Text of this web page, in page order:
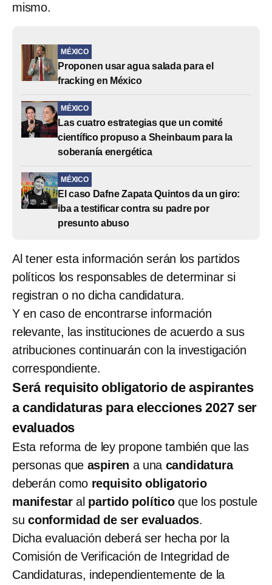
mismo.
MÉXICO
Proponen usar agua salada para el
fracking en México
MÉXICO
Las cuatro estrategias que un comité
científico propuso a Sheinbaum para la
soberanía energética
MÉXICO
El caso Dafne Zapata Quintos da un giro:
iba a testificar contra su padre por
presunto abuso
Al tener esta información serán los partidos
políticos los responsables de determinar si
registran o no dicha candidatura.
Y en caso de encontrarse información
relevante, las instituciones de acuerdo a sus
atribuciones continuarán con la investigación
correspondiente.
Será requisito obligatorio de aspirantes
a candidaturas para elecciones 2027 ser
evaluados
Esta reforma de ley propone también que las
personas que aspiren a una candidatura
deberán como requisito obligatorio
manifestar al partido políticoque los postule
su conformidad de ser evaluados.
Dicha evaluación deberá ser hecha por la
Comisión de Verificación de Integridad de
Candidaturas, independientemente de la